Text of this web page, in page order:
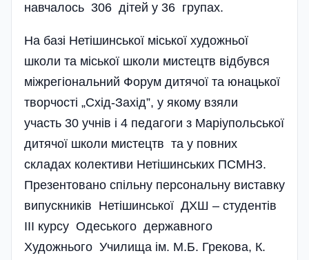
навчалось 306 дітей у 36 групах.
На базі Нетішинської місь­кої художньої
школи та місь­кої школи мистецтв відбувся
міжрегіональний Форум дитячої та юнацької
творчості „Схід-Захід”, у якому взяли
участь 30 учнів і 4 педагоги з Маріу­польської
дитячої школи мистецтв та у повних
складах колективи Нетішинських ПСМНЗ.
Презентовано спільну персональну виставку
випускників Нетішинської ДХШ – студентів
ІІІ курсу Одеського державного
Художнього Училища ім. М.Б. Грекова, К.